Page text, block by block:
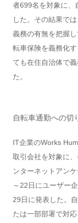
者699名を対象に、
した。その結果で
義務の有無を把握
転車保険を義務化
ても在住自治体で
た。
自転車通勤への切
IT企業のWorks
取引会社を対象に
ンターネットアン
～22日にユーザー
29日に発表した。
たは一部部署で対